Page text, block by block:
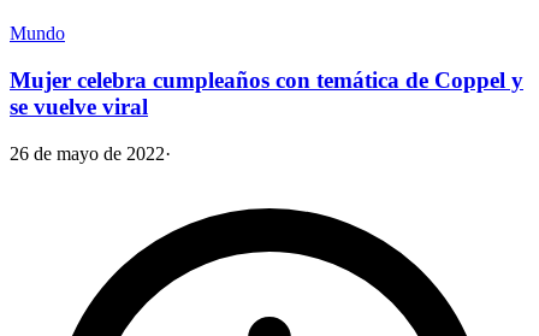
Mundo
Mujer celebra cumpleaños con temática de Coppel y
se vuelve viral
26 de mayo de 2022·